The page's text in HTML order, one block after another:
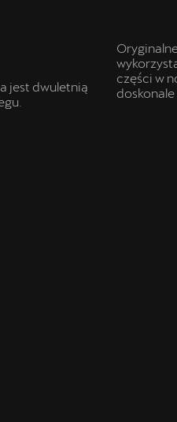
jest dwuletnią
części w
doskonale